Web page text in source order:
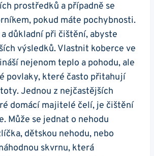
prostředků a případně se
pokud máte pochybnosti.
důkladní při čištění, abyste
výsledků. Vlastnit koberce ve
nejenom teplo a pohodu, ale
povlaky, které často přitahují
Jednou z nejčastějších
domácí majitelé čelí, je čištění
Může se jednat o nehodu
dětskou nehodu, nebo
skvrnu, která